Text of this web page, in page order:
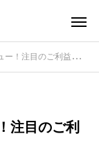
と神秘的な境内の魅力を紹介
注目のご利